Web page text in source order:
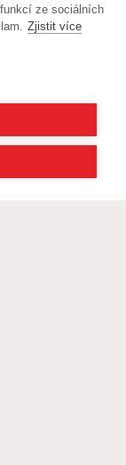
ze sociálních
Zjistit více